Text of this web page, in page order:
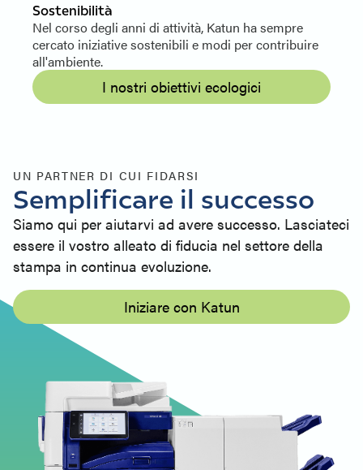
Sostenibilità
Nel corso degli anni di attività, Katun ha sempre
cercato iniziative sostenibili e modi per contribuire
all'ambiente.
I nostri obiettivi ecologici
UN PARTNER DI CUI FIDARSI
Semplificare il successo
Siamo qui per aiutarvi ad avere successo. Lasciateci
essere il vostro alleato di fiducia nel settore della
stampa in continua evoluzione.
Iniziare con Katun